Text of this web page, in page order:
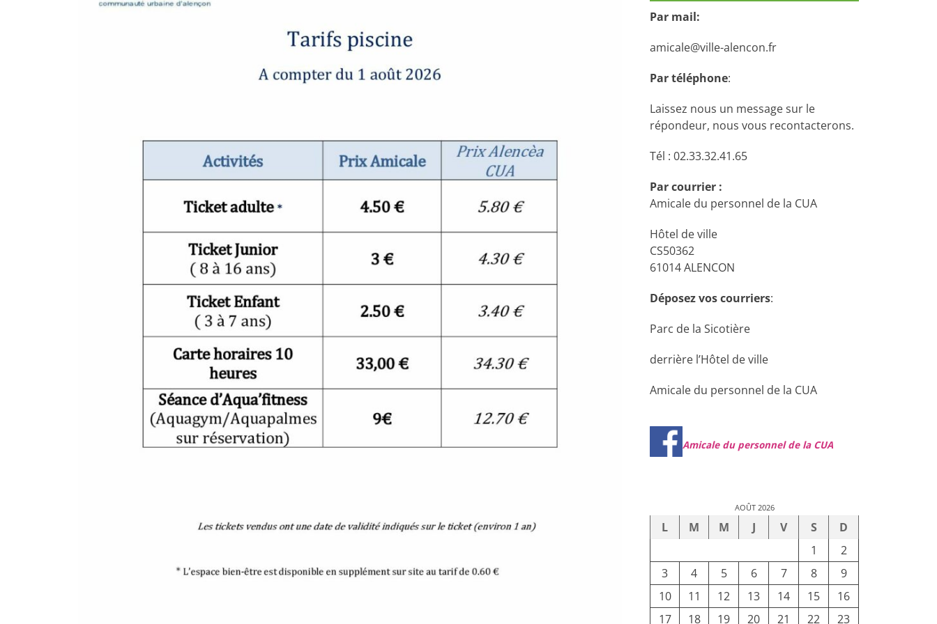
Par mail:
amicale@ville-alencon.fr
Par téléphone:
Laissez nous un message sur le
répondeur, nous vous recontacterons.
Tél : 02.33.32.41.65
Par courrier :
Amicale du personnel de la CUA
Hôtel de ville
CS50362
61014 ALENCON
Déposez vos courriers:
Parc de la Sicotière
derrière l’Hôtel de ville
Amicale du personnel de la CUA
Amicale du personnel de la CUA
AOÛT 2026
L M M J V S
D
1
2
3
4 5 6 7 8
9
10
11 12 13 14 15
16
17
18 19 20 21 22 23